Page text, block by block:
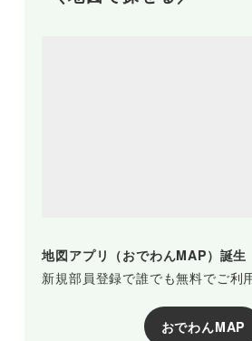
地図アプリ（おでわんMAP）誕生
新規部員登録で誰でも無料でご利
おでわんMAP